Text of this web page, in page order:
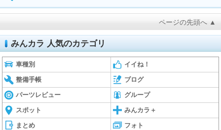
ページの先頭へ ▲
みんカラ 人気のカテゴリ
車種別 イイね！
整備手帳 ブログ
パーツレビュー グループ
スポット みんカラ＋
まとめ フォト